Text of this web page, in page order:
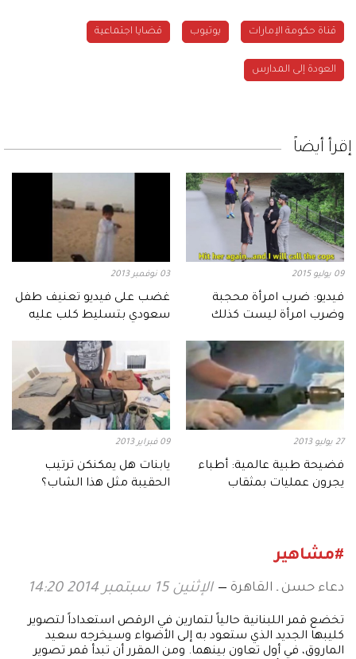
قناة حكومة الإمارات يوتيوب قضايا اجتماعية
العودة إلى المدارس
إقرأ أيضاً
09 يوليو 2015
فيديو: ضرب امرأة محجبة
وضرب امرأة ليست كذلك
03 نوفمبر 2013
غضب على فيديو تعنيف طفل
سعودي بتسليط كلب عليه
27 يوليو 2013
فضيحة طبية عالمية: أطباء
يجرون عمليات بمثقاب
09 فبراير 2013
يابنات هل يمكنكن ترتيب
الحقيبة مثل هذا الشاب؟
#مشاهير
دعاء حسن ـ القاهرة الإثنين 15 سبتمبر 2014 14:20
تخضع قمر اللبنانية حالياً لتمارين في الرقص استعداداً لتصوير
كليبها الجديد الذي ستعود به إلى الأضواء وسيخرجه سعيد
الماروق، في أول تعاون بينهما. ومن المقرر أن تبدأ قمر تصوير